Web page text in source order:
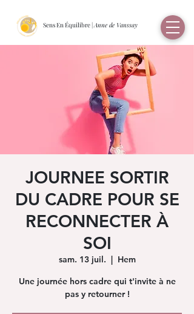
Sens En Équilibre |Anne de Vanssay
JOURNEE SORTIR
DU CADRE POUR SE
RECONNECTER À
SOI
sam. 13 juil.
  |
Hem
Une journée hors cadre qui t'invite à ne
pas y retourner !